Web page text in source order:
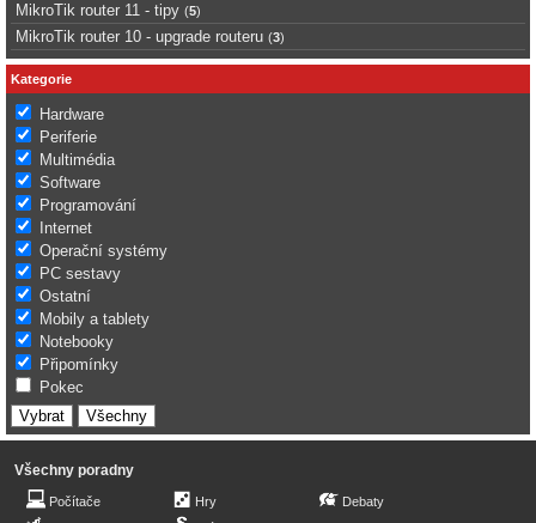
MikroTik router 11 - tipy (5)
MikroTik router 10 - upgrade routeru (3)
Kategorie
Hardware
Periferie
Multimédia
Software
Programování
Internet
Operační systémy
PC sestavy
Ostatní
Mobily a tablety
Notebooky
Připomínky
Pokec
Všechny poradny
Počítače
Hry
Debaty